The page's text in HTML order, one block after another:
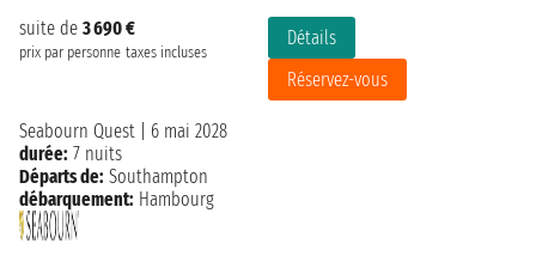
suite de 3 690 €
prix par personne taxes incluses
Détails
Réservez-vous
Seabourn Quest
6 mai 2028
durée: 7 nuits
Départs de: Southampton
débarquement: Hambourg